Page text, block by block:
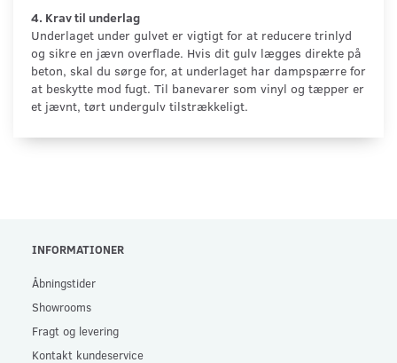
4. Krav til underlag
Underlaget under gulvet er vigtigt for at reducere trinlyd
og sikre en jævn overflade. Hvis dit gulv lægges direkte på
beton, skal du sørge for, at underlaget har dampspærre for
at beskytte mod fugt. Til banevarer som vinyl og tæpper er
et jævnt, tørt undergulv tilstrækkeligt.
INFORMATIONER
Åbningstider
Showrooms
Fragt og levering
Kontakt kundeservice